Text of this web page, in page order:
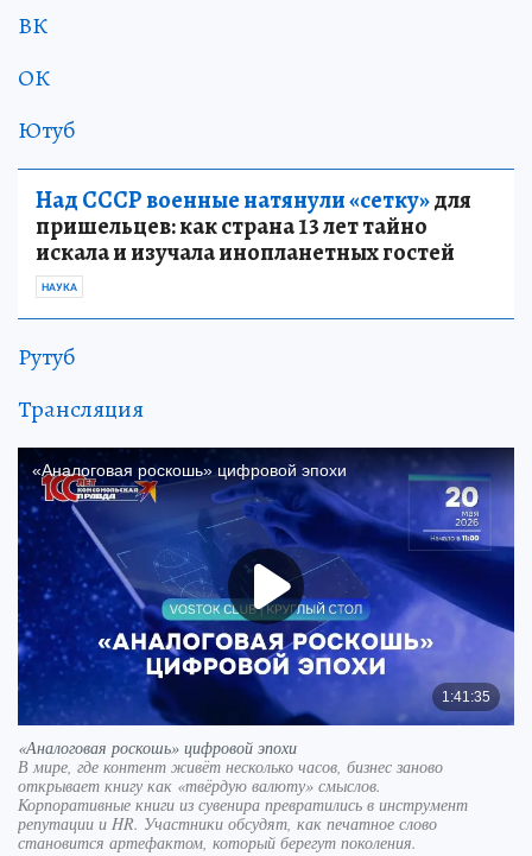
ВК
ОК
Ютуб
Над СССР военные натянули «сетку»для
пришельцев: как страна 13 лет тайно
искала и изучала инопланетных гостей
НАУКА
Рутуб
Трансляция
«Аналоговая роскошь» цифровой эпохи
В мире, где контент живёт несколько часов, бизнес заново
открывает книгу как «твёрдую валюту» смыслов.
Корпоративные книги из сувенира превратились в инструмент
репутации и HR. Участники обсудят, как печатное слово
становится артефактом, который берегут поколения.